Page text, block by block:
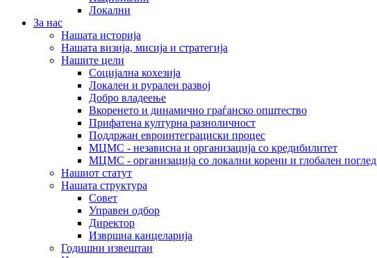
Локални
За нас
Нашата историја
Нашата визија, мисија и стратегија
Нашите цели
Социјална кохезија
Локален и рурален развој
Добро владеење
Вкоренето и динамично граѓанско општество
Прифатена културна разноличност
Поддржан евроинтеграциски процес
МЦМС - независна и организација со кредибилитет
МЦМС - организација со локални корени и глобален поглед
Нашиот статут
Нашата структура
Совет
Управен одбор
Директор
Извршна канцеларија
Годишни извештаи